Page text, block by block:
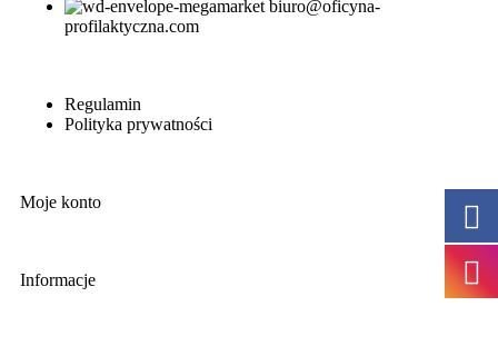
biuro@oficyna-
profilaktyczna.com
Regulamin
Polityka prywatności
Moje konto
Informacje